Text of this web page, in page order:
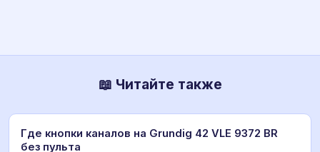
📖 Читайте также
Где кнопки каналов на Grundig 42 VLE 9372 BR
без пульта